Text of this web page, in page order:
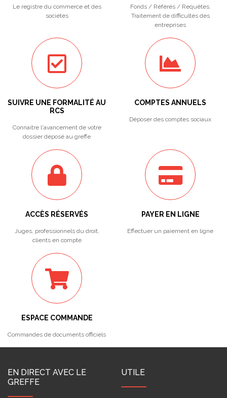
Le registre du commerce et des
sociétés
Fonds / Référés / Requêtes.
Traitement de difficultés des
entreprises
SUIVRE UNE FORMALITÉ AU
RCS
Connaitre l'avancement de votre
dossier déposé au greffe
COMPTES ANNUELS
Déposer des comptes sociaux
ACCÈS RÉSERVÉS
Juges, professionnels du droit,
clients en compte
PAYER EN LIGNE
Effectuer un paiement en ligne
ESPACE COMMANDE
Commandes de documents officiels
EN DIRECT AVEC LE
GREFFE
UTILE